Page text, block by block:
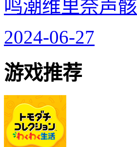
鸣潮维里奈声
2024-06-27
游戏推荐